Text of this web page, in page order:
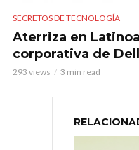
SECRETOS DE TECNOLOGÍA
Aterriza en
corporativa de Dell
293 views 3 min read